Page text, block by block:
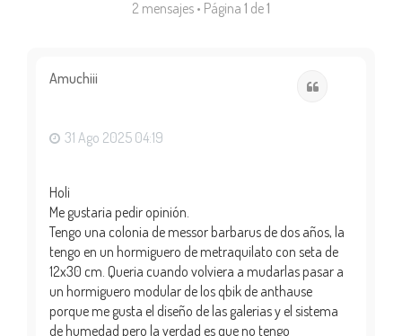
2 mensajes • Página 1 de1
Amuchiii
31 Ago 2025 04:19
Holi
Me gustaria pedir opinión.
Tengo una colonia de messor barbarus de dos años, la
tengo en un hormiguero de metraquilato con seta de
12x30 cm. Queria cuando volviera a mudarlas pasar a
un hormiguero modular de los qbik de anthause
porque me gusta el diseño de las galerias y el sistema
de humedad pero la verdad es que no tengo